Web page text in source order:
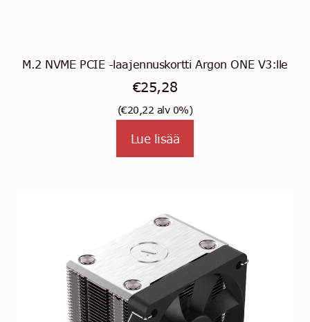
M.2 NVME PCIE -laajennuskortti Argon ONE V3:lle
€25,28
(€20,22 alv 0%)
Lue lisää